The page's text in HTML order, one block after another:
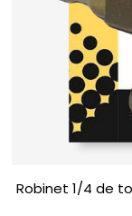
Robinet 1/4 de